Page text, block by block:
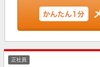
正社員